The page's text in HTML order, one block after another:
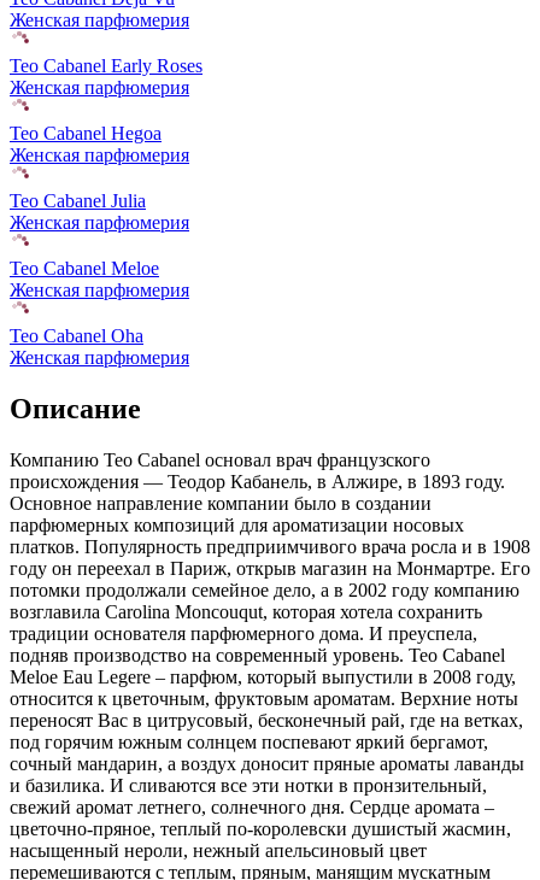
Женская парфюмерия
Teo Cabanel Early Roses
Женская парфюмерия
Teo Cabanel Hegoa
Женская парфюмерия
Teo Cabanel Julia
Женская парфюмерия
Teo Cabanel Meloe
Женская парфюмерия
Teo Cabanel Oha
Женская парфюмерия
Описание
Компанию Teo Cabanel основал врач французского
происхождения — Теодор Кабанель, в Алжире, в 1893 году.
Основное направление компании было в создании
парфюмерных композиций для ароматизации носовых
платков. Популярность предприимчивого врача росла и в 1908
году он переехал в Париж, открыв магазин на Монмартре. Его
потомки продолжали семейное дело, а в 2002 году компанию
возглавила Carolina Moncouqut, которая хотела сохранить
традиции основателя парфюмерного дома. И преуспела,
подняв производство на современный уровень. Teo Cabanel
Meloe Eau Legere – парфюм, который выпустили в 2008 году,
относится к цветочным, фруктовым ароматам. Верхние ноты
переносят Вас в цитрусовый, бесконечный рай, где на ветках,
под горячим южным солнцем поспевают яркий бергамот,
сочный мандарин, а воздух доносит пряные ароматы лаванды
и базилика. И сливаются все эти нотки в пронзительный,
свежий аромат летнего, солнечного дня. Сердце аромата –
цветочно-пряное, теплый по-королевски душистый жасмин,
насыщенный нероли, нежный апельсиновый цвет
перемешиваются с теплым, пряным, манящим мускатным